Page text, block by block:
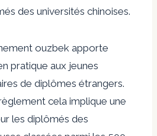
des universités chinoises.
ouzbek apporte
pratique aux jeunes
de diplômes étrangers.
cela implique une
les diplômés des